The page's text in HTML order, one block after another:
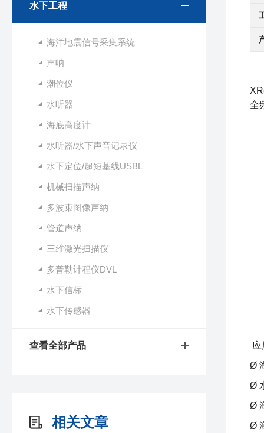
水下工程
海洋地震信号采集系统
声呐
潮位仪
水听器
海底高度计
水听器/水下声音记录仪
水下定位/超短基线USBL
机械扫描声纳
多波束图像声纳
管道声纳
三维激光扫描仪
多普勒计程仪DVL
水下信标
水下传感器
查看全部产品
相关文章
全
应
Ø
Ø
Ø
Ø